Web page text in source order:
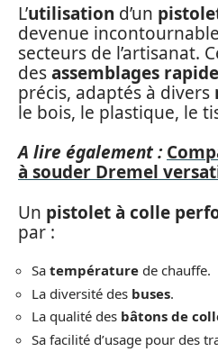
L’utilisation d’un
devenue
secteurs de l’artisanat.
desassemblages
précis, adaptés à divers
le bois, le plastique, le
A lire également :
à souder Dremel
Un pistolet à colle
par :
Sa température de chauffe.
La diversité des buses.
La qualité des bâtons de
Sa facilité d’usage pour des